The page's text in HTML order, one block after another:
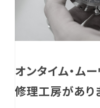
オンタイム・ム
修理工房があり